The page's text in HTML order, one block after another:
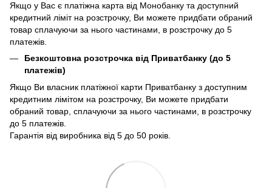
Якщо у Вас є платіжна карта від Монобанку та доступний
кредитний ліміт на розстрочку, Ви можете придбати обраний
товар сплачуючи за нього частинами, в розстрочку до 5
платежів.
Безкоштовна розстрочка від Приватбанку (до 5
платежів)
Якщо Ви власник платіжної карти Приватбанку з доступним
кредитним лімітом на розстрочку, Ви можете придбати
обраний товар, сплачуючи за нього частинами, в розстрочку
до 5 платежів.
Гарантія від виробника від 5 до 50 років.